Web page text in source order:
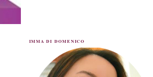
IMMA DI DOMENICO